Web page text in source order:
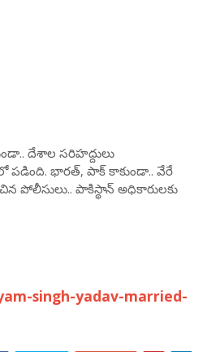
దేశాల సరిహద్దులు
భారత్, పాక్ కాకుండా.. వేరే
పోలీసులు.. పాకిస్థాన్ అధికారులకు
singh-yadav-married-